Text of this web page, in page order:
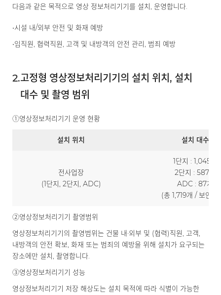
다음과 같은 목적으로 영상 정보처리기기를 설치, 운영합니다.
•시설 내/외부 안전 및 화재 예방
•임직원, 협력직원, 고객 및 내방객의 안전 관리, 범죄 예방
2.고정형 영상정보처리기기의 설치 위치, 설치
대수 및 촬영 범위
①영상정보처리기기 운영 현황
설치 위치 설치 대수
전사업장
(1단지, 2단지, ADC)
1단지 : 1,045개
2단지 : 587개
ADC : 87개
(총 1,719개 / 보안
②영상정보처리기기 촬영범위
영상정보처리기기의 촬영범위는 건물 내·외부 및 (협력)직원, 고객,
내방객의 안전 확보, 화재 또는 범죄의 예방을 위해 설치가 요구되는
장소에만 설치, 촬영합니다.
③영상정보처리기기 성능
영상정보처리기기 저장 해상도는 설치 목적에 따라 식별이 가능한